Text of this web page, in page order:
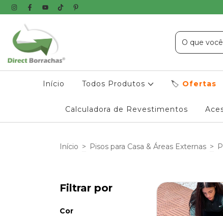
Início Todos Produtos 🏷️ Ofertas
Calculadora de Revestimentos
Início > Pisos para Casa & Áreas Externas >
Filtrar por
Cor